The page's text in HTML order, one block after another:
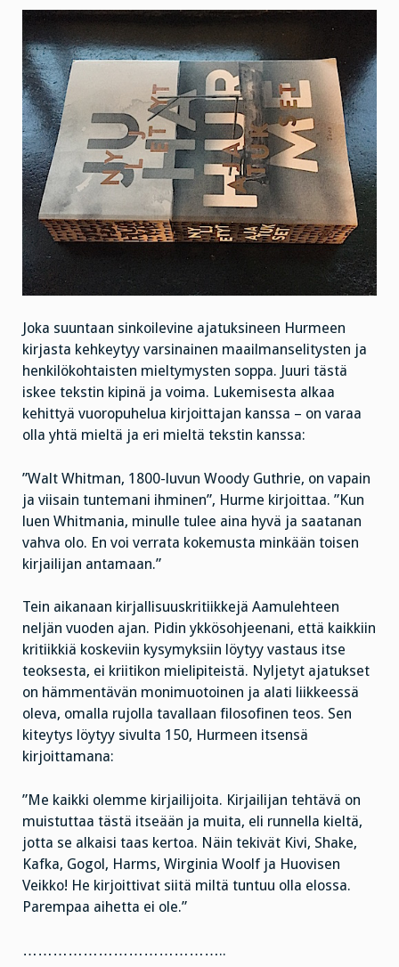
Joka suuntaan sinkoilevine ajatuksineen Hurmeen
kirjasta kehkeytyy varsinainen maailmanselitysten ja
henkilökohtaisten mieltymysten soppa. Juuri tästä
iskee tekstin kipinä ja voima. Lukemisesta alkaa
kehittyä vuoropuhelua kirjoittajan kanssa – on varaa
olla yhtä mieltä ja eri mieltä tekstin kanssa:
”Walt Whitman, 1800-luvun Woody Guthrie, on vapain
ja viisain tuntemani ihminen”, Hurme kirjoittaa. ”Kun
luen Whitmania, minulle tulee aina hyvä ja saatanan
vahva olo. En voi verrata kokemusta minkään toisen
kirjailijan antamaan.”
Tein aikanaan kirjallisuuskritiikkejä Aamulehteen
neljän vuoden ajan. Pidin ykkösohjeenani, että kaikkiin
kritiikkiä koskeviin kysymyksiin löytyy vastaus itse
teoksesta, ei kriitikon mielipiteistä. Nyljetyt ajatukset
on hämmentävän monimuotoinen ja alati liikkeessä
oleva, omalla rujolla tavallaan filosofinen teos. Sen
kiteytys löytyy sivulta 150, Hurmeen itsensä
kirjoittamana:
”Me kaikki olemme kirjailijoita. Kirjailijan tehtävä on
muistuttaa tästä itseään ja muita, eli runnella kieltä,
jotta se alkaisi taas kertoa. Näin tekivät Kivi, Shake,
Kafka, Gogol, Harms, Wirginia Woolf ja Huovisen
Veikko! He kirjoittivat siitä miltä tuntuu olla elossa.
Parempaa aihetta ei ole.”
…………………………………..